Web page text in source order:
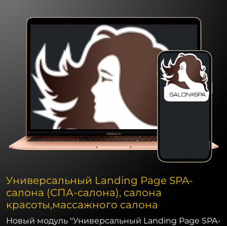
Универсальный Landing Page SPA-
салона (СПА-салона), салона
красоты,массажного салона
Новый модуль "Универсальный Landing Page SPA-